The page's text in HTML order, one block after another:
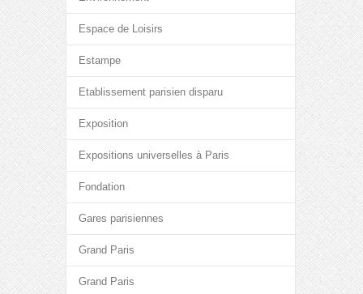
Espace de Loisirs
Estampe
Etablissement parisien disparu
Exposition
Expositions universelles à Paris
Fondation
Gares parisiennes
Grand Paris
Grand Paris